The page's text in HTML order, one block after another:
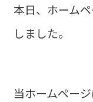
本日、ホーム
しました。
当ホームペー